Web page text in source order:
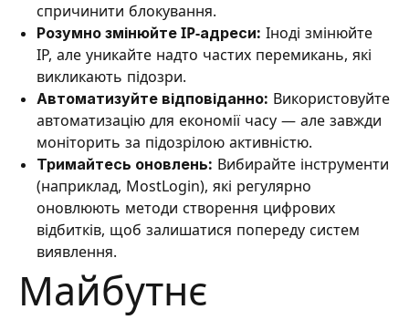
спричинити блокування.
Розумно змінюйте IP-адреси: Іноді змінюйте
IP, але уникайте надто частих перемикань, які
викликають підозри.
Автоматизуйте відповіданно: Використовуйте
автоматизацію для економії часу — але завжди
моніторить за підозрілою активністю.
Тримайтесь оновлень: Вибирайте інструменти
(наприклад, MostLogin), які регулярно
оновлюють методи створення цифрових
відбитків, щоб залишатися попереду систем
виявлення.
Майбутнє